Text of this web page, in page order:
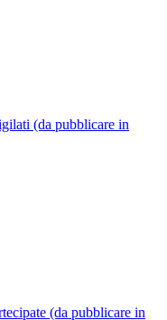
(da pubblicare in
(da pubblicare in